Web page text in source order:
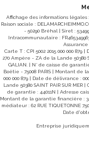
(abonnements compris). Les informations sur
auxquels ce bien
Géorisques :
DELAMARCHE
Affichage des informations
Raison sociale :
- 50290 Bréhal | Siret :
Intracommunautaire :
Assurance
Carte T : CPI 5002 2015 000 000
270 Ampère - ZA de la Lande 50380
GALIAN. | N° de caisse de
Boëtie - 75008 PARIS | Montant de
000 000 879 | Date de délivrance :
Lande 50380 SAINT PAIR SUR
de garantie : 44011N | Adresse
Montant de la garantie financière :
médiateur : 62 RUE TIQUETONNE
Date
Entreprise